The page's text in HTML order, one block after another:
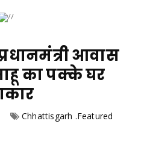
आवास
का पक्के घर
Chhattisgarh .Featured